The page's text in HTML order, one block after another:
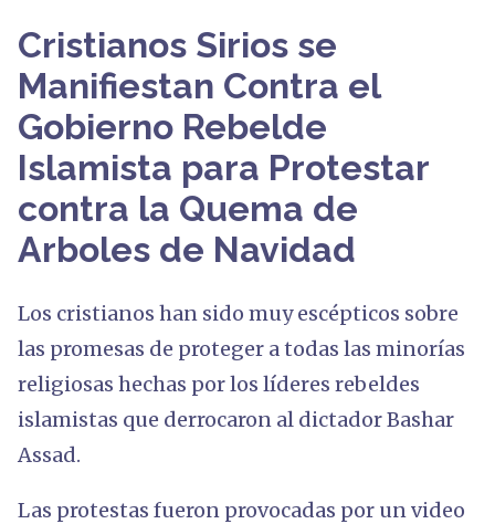
Cristianos Sirios se
Manifiestan Contra el
Gobierno Rebelde
Islamista para Protestar
contra la Quema de
Arboles de Navidad
Los cristianos han sido muy escépticos sobre
las promesas de proteger a todas las minorías
religiosas hechas por los líderes rebeldes
islamistas que derrocaron al dictador Bashar
Assad.
Las protestas fueron provocadas por un video